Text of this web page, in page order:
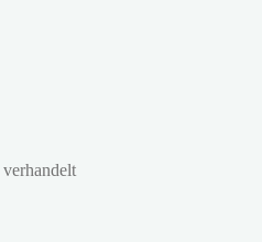
verhandelt